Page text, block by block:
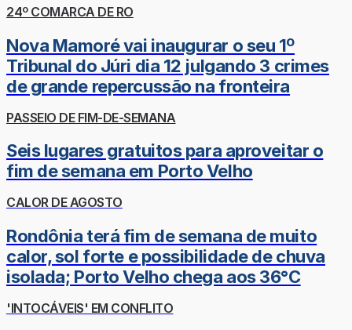
24º COMARCA DE RO
Nova Mamoré vai inaugurar o seu 1º
Tribunal do Júri dia 12 julgando 3 crimes
de grande repercussão na fronteira
PASSEIO DE FIM-DE-SEMANA
Seis lugares gratuitos para aproveitar o
fim de semana em Porto Velho
CALOR DE AGOSTO
Rondônia terá fim de semana de muito
calor, sol forte e possibilidade de chuva
isolada; Porto Velho chega aos 36°C
'INTOCÁVEIS' EM CONFLITO